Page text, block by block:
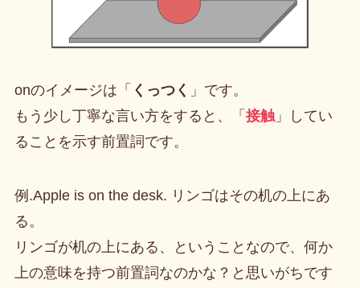
onのイメージは「 くっつく 」です。
もう少し丁寧な言い方をすると、「 接触」してい
ることを示す前置詞です。
例.Apple is on the desk. リンゴはその机の上にあ
る。
リンゴが机の上にある、ということなので、何か
上の意味を持つ前置詞なのかな？と思いがちです